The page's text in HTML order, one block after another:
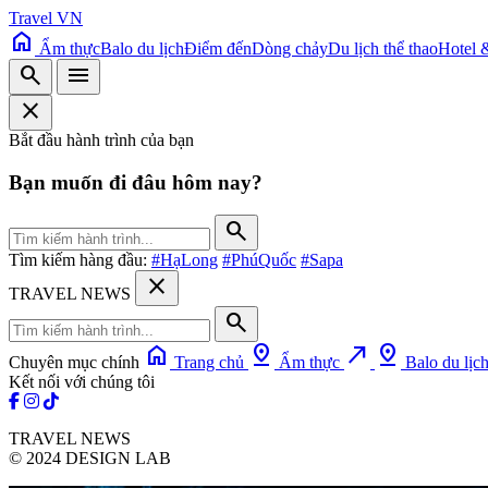
Travel VN
home Ẩm thựcBalo du lịchĐiểm đếnDòng chảyDu lịch thể thaoHotel
search
menu
close
Bắt đầu hành trình của bạn
Bạn muốn đi đâu hôm nay?
search
Tìm kiếm hàng đầu: #HạLong #PhúQuốc #Sapa
TRAVEL NEWS
close
search
Chuyên mục chính home Trang chủ pin_drop Ẩm thực north_east pin_drop Balo du lịch
Kết nối với chúng tôi
TRAVEL NEWS
© 2024 DESIGN LAB